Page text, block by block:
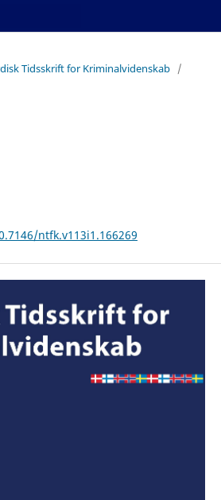
Tidsskrift for Kriminalvidenskab /
ntfk.v113i1.166269